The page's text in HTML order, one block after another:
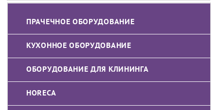
ПРАЧЕЧНОЕ ОБОРУДОВАНИЕ
КУХОННОЕ ОБОРУДОВАНИЕ
ОБОРУДОВАНИЕ ДЛЯ КЛИНИНГА
HORECA